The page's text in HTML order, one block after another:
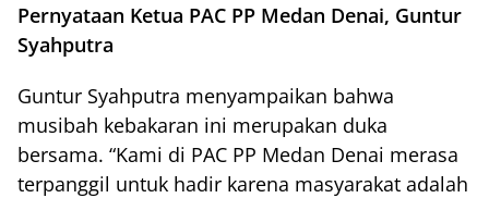
Pernyataan Ketua PAC PP Medan Denai, Guntur
Syahputra
Guntur Syahputra menyampaikan bahwa
musibah kebakaran ini merupakan duka
bersama. “Kami di PAC PP Medan Denai merasa
terpanggil untuk hadir karena masyarakat adalah